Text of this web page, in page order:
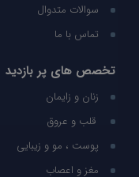
سوالات متدوال
تماس با ما
تخصص های پر بازدید
زنان و زایمان
قلب و عروق
پوست ، مو و زیبایی
مغز و اعصاب